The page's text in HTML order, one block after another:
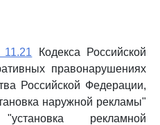
11.21 Кодекса Российской
правонарушениях
Российской Федерации,
наружной рекламы"
рекламной